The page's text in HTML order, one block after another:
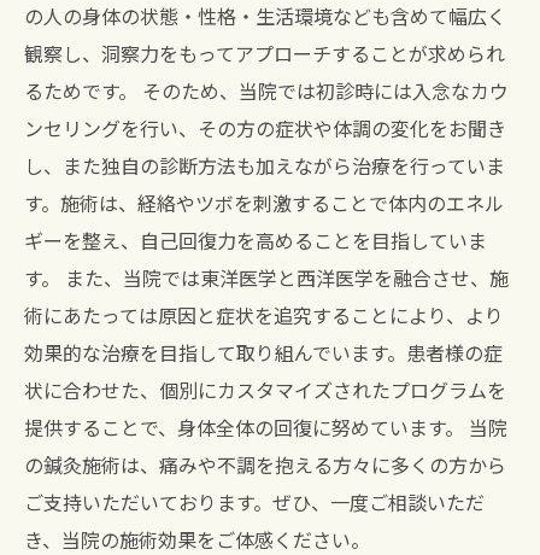
の人の身体の状態・性格・生活環境なども含めて幅広く
観察し、洞察力をもってアプローチすることが求められ
るためです。 そのため、当院では初診時には入念なカウ
ンセリングを行い、その方の症状や体調の変化をお聞き
し、また独自の診断方法も加えながら治療を行っていま
す。施術は、経絡やツボを刺激することで体内のエネル
ギーを整え、自己回復力を高めることを目指していま
す。 また、当院では東洋医学と西洋医学を融合させ、施
術にあたっては原因と症状を追究することにより、より
効果的な治療を目指して取り組んでいます。患者様の症
状に合わせた、個別にカスタマイズされたプログラムを
提供することで、身体全体の回復に努めています。 当院
の鍼灸施術は、痛みや不調を抱える方々に多くの方から
ご支持いただいております。ぜひ、一度ご相談いただ
き、当院の施術効果をご体感ください。